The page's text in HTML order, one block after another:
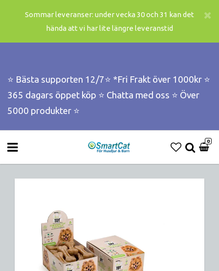
Sommar leveranser: under vecka 30 och 31 kan det
hända att vi har lite längre leveranstid
⭐️ Bästa supporten 12/7⭐️ *Fri Frakt över 1000kr ⭐️
365 dagars öppet köp ⭐️ Chatta med oss ⭐️ Över
5000 produkter ⭐️
0